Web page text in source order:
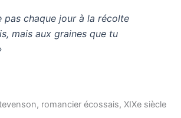
pas chaque jour à la récolte
mais aux graines que tu
romancier écossais, XIXe siècle